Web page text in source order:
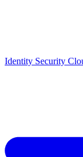
Identity Security